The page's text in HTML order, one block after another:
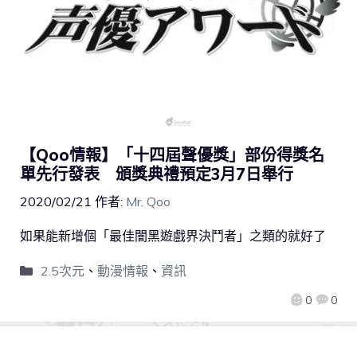
【Qoo情報】「十四屆聲優獎」部份得獎名
單先行發表 頒獎典禮預定3月7日舉行
2020/02/21 作者: Mr. Qoo
0 0
如果能新增個「最佳闇黑遊戲界決鬥者」之類的就好了
2.5次元、 動漫情報 、 資訊